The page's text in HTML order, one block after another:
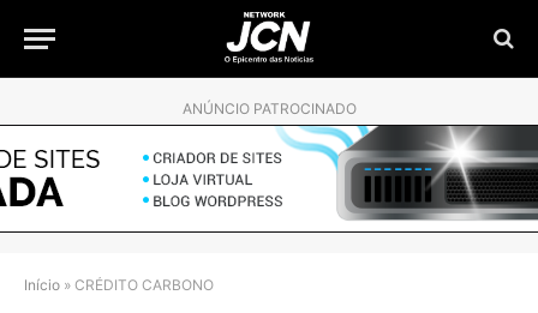
ANÚNCIO PATROCINADO
Início » CRÉDITO CARBONO